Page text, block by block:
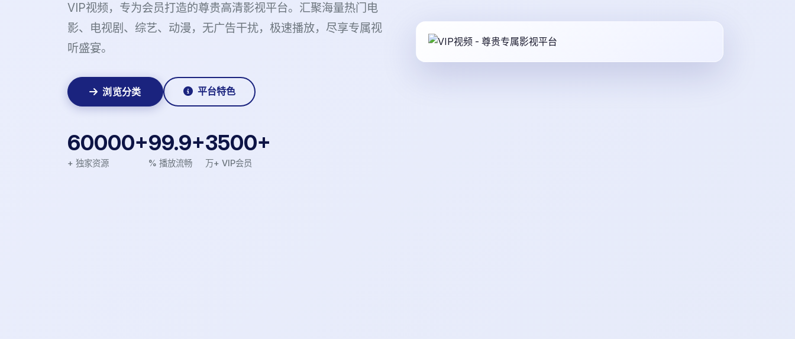
VIP视频，专为会员打造的尊贵高清影视平台。汇聚海量热门电
影、电视剧、综艺、动漫，无广告干扰，极速播放，尽享专属视
听盛宴。
浏览分类 平台特色
60000+
+ 独家资源
99.9+
% 播放流畅
3500+
万+ VIP会员